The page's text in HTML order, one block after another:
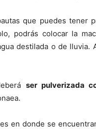
que puedes tener
podrás colocar la
destilada o de lluvia.
ser pulverizada
en donde se